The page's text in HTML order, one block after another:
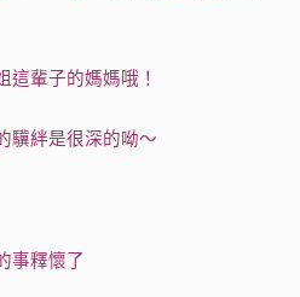
這輩子的媽媽哦！
驥絆是很深的呦～
事釋懷了